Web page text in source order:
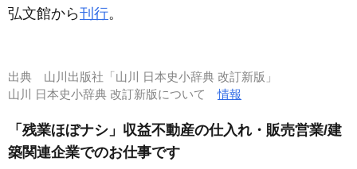
弘文館から刊行。
出典 山川出版社「山川 日本史小辞典 改訂新版」
山川 日本史小辞典 改訂新版について情報
「残業ほぼナシ」収益不動産の仕入れ・販売営業/建
築関連企業でのお仕事です